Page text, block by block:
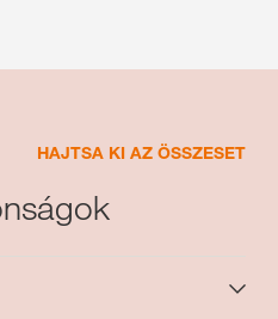
HAJTSA KI AZ ÖSSZESET